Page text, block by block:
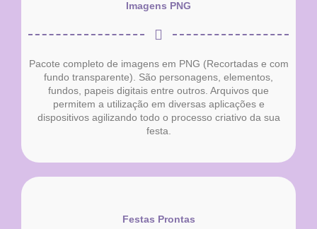
Imagens PNG
Pacote completo de imagens em PNG (Recortadas e com
fundo transparente). São personagens, elementos,
fundos, papeis digitais entre outros. Arquivos que
permitem a utilização em diversas aplicações e
dispositivos agilizando todo o processo criativo da sua
festa.
Festas Prontas